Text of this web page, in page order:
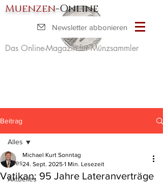
Muenzen-Online
Das Online-Magazin für Münzsammler
Newsletter abbonieren
Beitrag
Alles
Aktuelles
Alles
Vatikan: 95 Jahre Lateranverträge
Michael Kurt Sonntag
24. Sept. 2025 1 Min. Lesezeit